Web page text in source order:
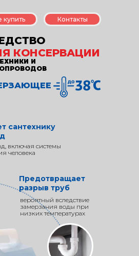
КОНСЕРВАЦИИ
И
купить Контакты
сантехнику
включая системы
человека
Предотвращает
разрыв труб
вероятный вследствие
замерзания воды при
низких температурах